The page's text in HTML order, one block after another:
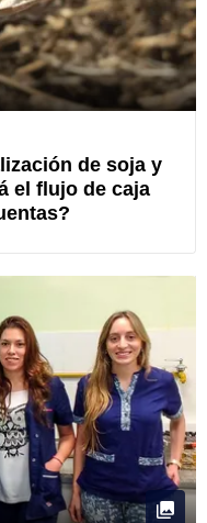
de soja y
el flujo de caja